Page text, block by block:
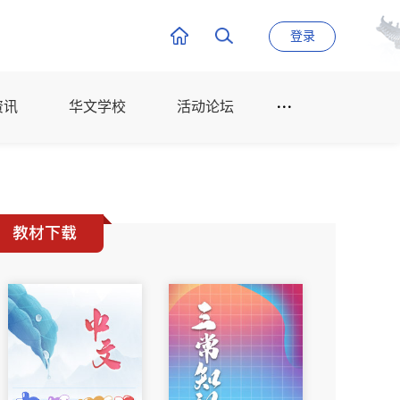
登录
讯 华文学校 活动论坛